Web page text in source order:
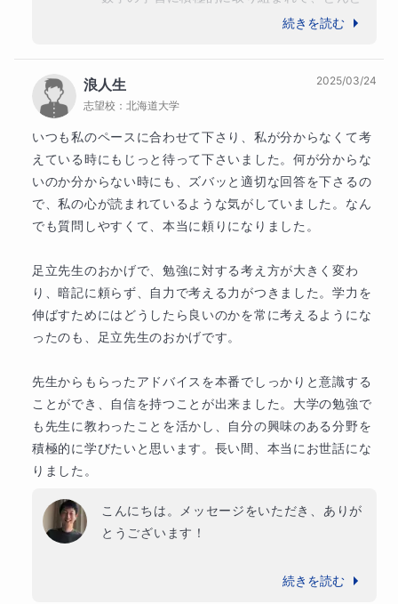
ん実力をつけてゆかれました。わかりにくい
たびに考え方を吸収されました。
SAT mathについても、最近は迷わずスムー
ズに解けるようになられて、私もとても嬉し
く感じております。これからますます様々な
ことにチャレンジしましょう！
続きを読む
浪人生
志望校： 北海道大学
2025/03/24
いつも私のペースに合わせて下さり、私が分からなくて考
えている時にもじっと待って下さいました。何が分からな
いのか分からない時にも、ズバッと適切な回答を下さるの
で、私の心が読まれているような気がしていました。なん
でも質問しやすくて、本当に頼りになりました。
足立先生のおかげで、勉強に対する考え方が大きく変わ
り、暗記に頼らず、自力で考える力がつきました。学力を
伸ばすためにはどうしたら良いのかを常に考えるようにな
ったのも、足立先生のおかげです。
先生からもらったアドバイスを本番でしっかりと意識する
ことができ、自信を持つことが出来ました。大学の勉強で
も先生に教わったことを活かし、自分の興味のある分野を
積極的に学びたいと思います。長い間、本当にお世話にな
りました。
こんにちは。メッセージをいただき、ありが
とうございます！
これまでの間、本当に真剣に学習に取り組ん
続きを読む